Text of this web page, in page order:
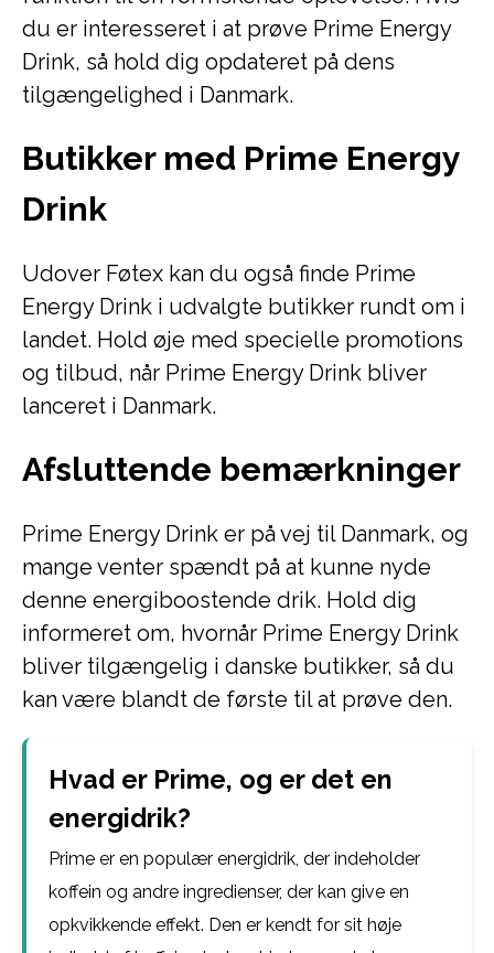
du er interesseret i at prøve Prime Energy
Drink, så hold dig opdateret på dens
tilgængelighed i Danmark.
Butikker med Prime Energy
Drink
Udover Føtex kan du også finde Prime
Energy Drink i udvalgte butikker rundt om i
landet. Hold øje med specielle promotions
og tilbud, når Prime Energy Drink bliver
lanceret i Danmark.
Afsluttende bemærkninger
Prime Energy Drink er på vej til Danmark, og
mange venter spændt på at kunne nyde
denne energiboostende drik. Hold dig
informeret om, hvornår Prime Energy Drink
bliver tilgængelig i danske butikker, så du
kan være blandt de første til at prøve den.
Hvad er Prime, og er det en
energidrik?
Prime er en populær energidrik, der indeholder
koffein og andre ingredienser, der kan give en
opkvikkende effekt. Den er kendt for sit høje